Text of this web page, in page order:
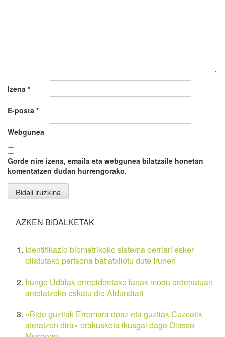
Izena *
E-posta *
Webgunea
Gorde nire izena, emaila eta webgunea bilatzaile honetan
komentatzen dudan hurrengorako.
AZKEN BIDALKETAK
Identifikazio biometrikoko sistema berriari esker
bilatutako pertsona bat atxilotu dute Irunen
Irungo Udalak errepideetako lanak modu ordenatuan
antolatzeko eskatu dio Aldundiari
«Bide guztiak Erromara doaz eta guztiak Cuzcotik
ateratzen dira» erakusketa ikusgai dago Oiasso